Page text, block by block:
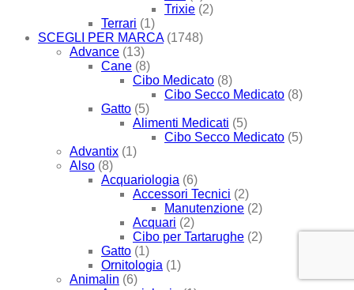
Trixie (2)
Terrari (1)
SCEGLI PER MARCA (1748)
Advance (13)
Cane (8)
Cibo Medicato (8)
Cibo Secco Medicato (8)
Gatto (5)
Alimenti Medicati (5)
Cibo Secco Medicato (5)
Advantix (1)
Also (8)
Acquariologia (6)
Accessori Tecnici (2)
Manutenzione (2)
Acquari (2)
Cibo per Tartarughe (2)
Gatto (1)
Ornitologia (1)
Animalin (6)